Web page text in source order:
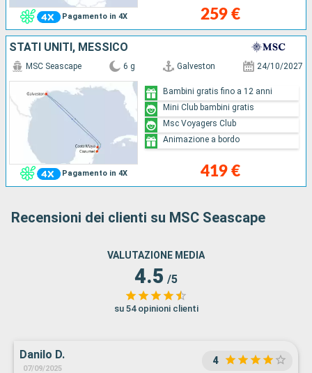
Pagamento in 4X 259 €
STATI UNITI, MESSICO
Pagamento in 4X
MSC Seascape 6 g Galveston 24/10/2027
419 €
Bambini gratis fino a 12 anni
Mini Club bambini gratis
Msc Voyagers Club
Animazione a bordo
Recensioni dei clienti su MSC Seascape
VALUTAZIONE MEDIA
4.5 /5
su 54 opinioni clienti
Danilo D.
07/09/2025
4